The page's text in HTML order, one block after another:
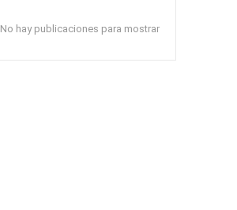
No hay publicaciones para mostrar